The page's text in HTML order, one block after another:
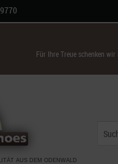
Für Ihre Treue schenken
AUS DEM ODENWALD